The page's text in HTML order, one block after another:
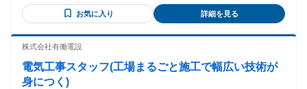
の社員も多数在籍。
お気に入り 詳細を見る
株式会社有働電設
電気工事スタッフ(工場まるごと施工で幅広い技術が
身につく)